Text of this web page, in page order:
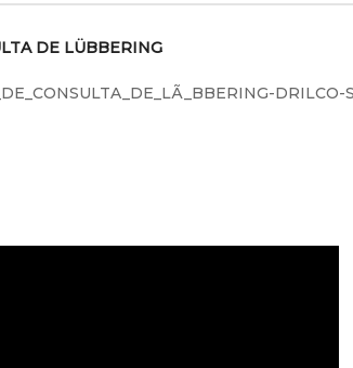
DE LÜBBERING
DRILCO-